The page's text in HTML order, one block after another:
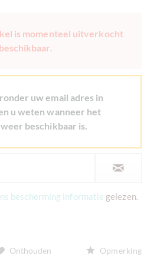
is momenteel uitverkocht
uw email adres in
u weten wanneer het
beschikbaar is.
bescherming informatie gelezen.
Onthouden Opmerking